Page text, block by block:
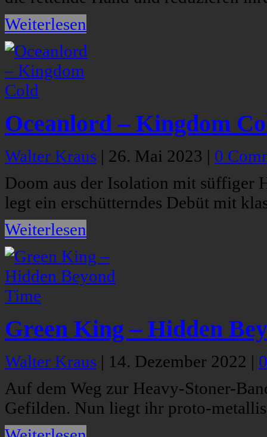
Weiterlesen
Oceanlord – Kingdom
Walter Kraus | 26. Mai 2023 | 0
Doom aus der Isolation mit süffiger
legt ein erschütterndes Debüt mit
Weiterlesen
Green King – Hidden
Walter Kraus | 14. Dezember 2022 |
Auf dem Weg zur Heavy-Stoner-
Gefilden. Nun liegt ihr proto-